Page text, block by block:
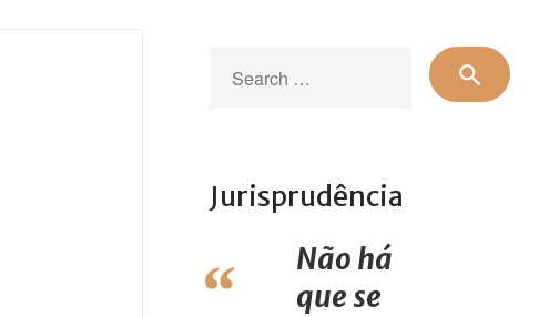
for:
search
Jurisprudência
Não há
que se